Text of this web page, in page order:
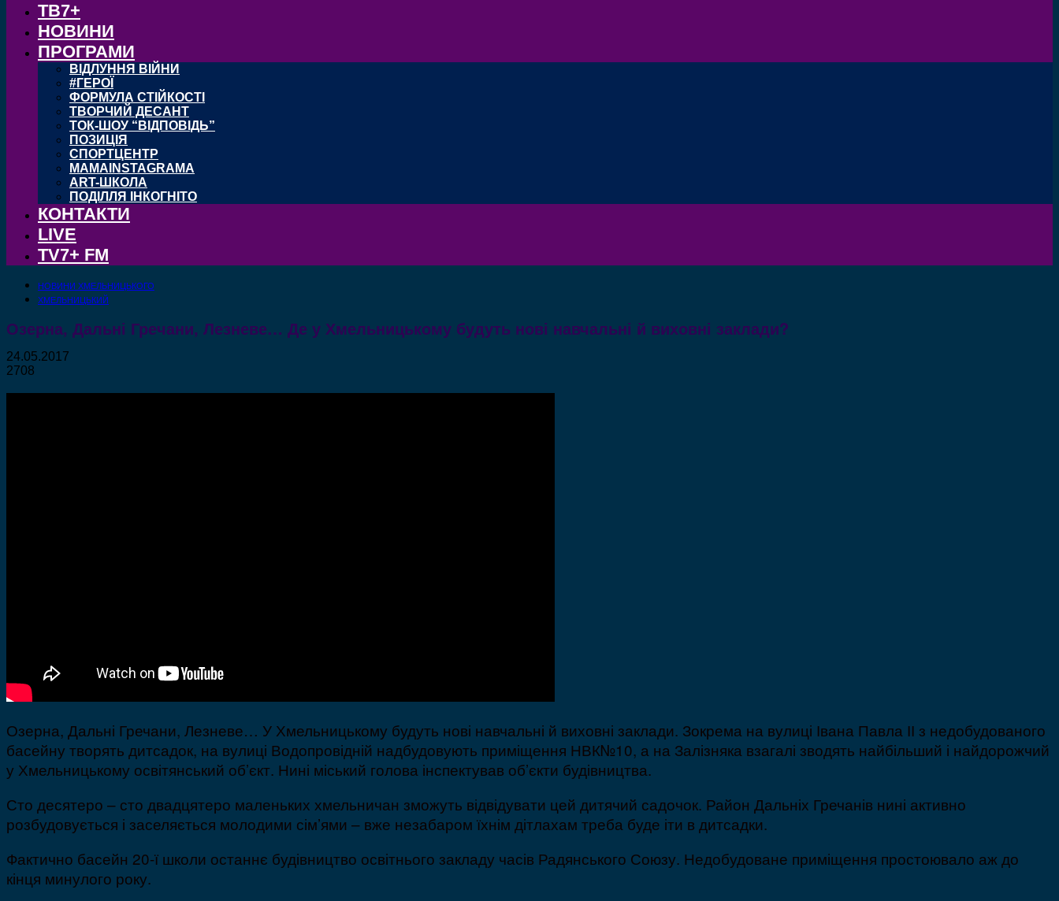
ТВ7+
НОВИНИ
ПРОГРАМИ
ВІДЛУННЯ ВІЙНИ
#ГЕРОЇ
ФОРМУЛА СТІЙКОСТІ
ТВОРЧИЙ ДЕСАНТ
ТОК-ШОУ “ВІДПОВІДЬ”
ПОЗИЦІЯ
СПОРТЦЕНТР
MAMAINSTAGRAMA
ART-ШКОЛА
ПОДІЛЛЯ ІНКОГНІТО
КОНТАКТИ
LIVE
TV7+ FM
НОВИНИ ХМЕЛЬНИЦЬКОГО
ХМЕЛЬНИЦЬКИЙ
Озерна, Дальні Гречани, Лезневе… Де у Хмельницькому будуть нові навчальні й виховні заклади?
24.05.2017
2708
Озерна, Дальні Гречани, Лезневе… У Хмельницькому будуть нові навчальні й виховні заклади. Зокрема на вулиці Івана Павла ІІ з недобудованого
басейну творять дитсадок, на вулиці Водопровідній надбудовують приміщення НВК№10, а на Залізняка взагалі зводять найбільший і найдорожчий
у Хмельницькому освітянський об’єкт. Нині міський голова інспектував об’єкти будівництва.
Сто десятеро – сто двадцятеро маленьких хмельничан зможуть відвідувати цей дитячий садочок. Район Дальніх Гречанів нині активно
розбудовується і заселяється молодими сім’ями – вже незабаром їхнім дітлахам треба буде іти в дитсадки.
Фактично басейн 20-ї школи останнє будівництво освітнього закладу часів Радянського Союзу. Недобудоване приміщення простоювало аж до
кінця минулого року.